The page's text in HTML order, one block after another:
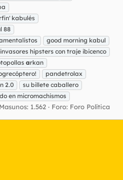
kabulés
88
good morning kabul
invasores hipsters con traje ibicenco
arkan
pandetrolax
2.0
su billete caballero
en micromachismos
Masunos: 1.562 Foro: Foro Política